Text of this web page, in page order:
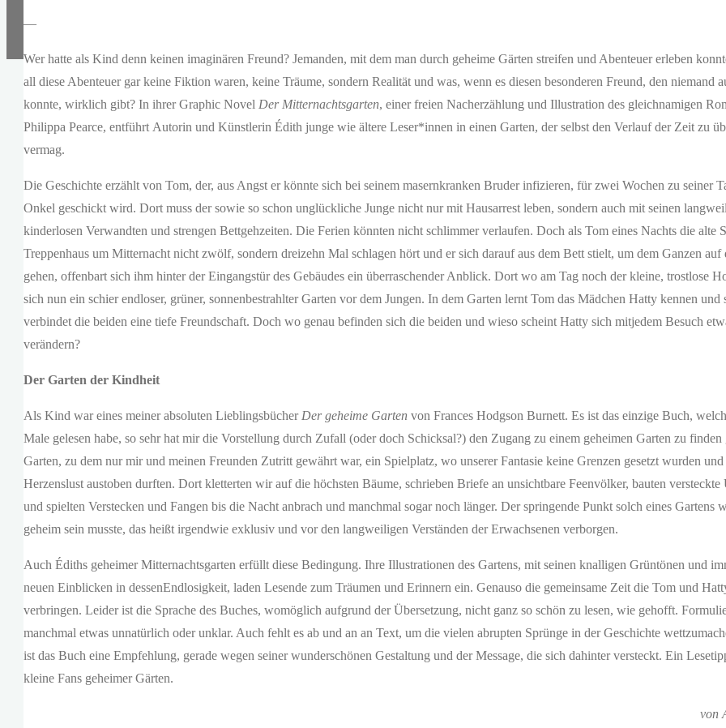
—
Wer hatte als Kind denn keinen imaginären Freund? Jemanden, mit dem man durch geheime Gärten streifen und Abenteuer erleben
all diese Abenteuer gar keine Fiktion waren, keine Träume, sondern Realität und was, wenn es diesen besonderen Freund, den niemand
konnte, wirklich gibt? In ihrer Graphic Novel Der Mitternachtsgarten, einer freien Nacherzählung und Illustration des gleichnamigen
Philippa Pearce, entführt Autorin und Künstlerin Édith junge wie ältere Leser*innen in einen Garten, der selbst den Verlauf der Zeit zu
vermag.
Die Geschichte erzählt von Tom, der, aus Angst er könnte sich bei seinem masernkranken Bruder infizieren, für zwei Wochen zu seiner
Onkel geschickt wird. Dort muss der sowie so schon unglückliche Junge nicht nur mit Hausarrest leben, sondern auch mit seinen
kinderlosen Verwandten und strengen Bettgehzeiten. Die Ferien könnten nicht schlimmer verlaufen. Doch als Tom eines Nachts die alte
Treppenhaus um Mitternacht nicht zwölf, sondern dreizehn Mal schlagen hört und er sich darauf aus dem Bett stielt, um dem Ganzen auf
gehen, offenbart sich ihm hinter der Eingangstür des Gebäudes ein überraschender Anblick. Dort wo am Tag noch der kleine, trostlose
sich nun ein schier endloser, grüner, sonnenbestrahlter Garten vor dem Jungen. In dem Garten lernt Tom das Mädchen Hatty kennen und
verbindet die beiden eine tiefe Freundschaft. Doch wo genau befinden sich die beiden und wieso scheint Hatty sich mitjedem Besuch
verändern?
Der Garten der Kindheit
Als Kind war eines meiner absoluten Lieblingsbücher Der geheime Garten von Frances Hodgson Burnett. Es ist das einzige Buch,
Male gelesen habe, so sehr hat mir die Vorstellung durch Zufall (oder doch Schicksal?) den Zugang zu einem geheimen Garten zu
Garten, zu dem nur mir und meinen Freunden Zutritt gewährt war, ein Spielplatz, wo unserer Fantasie keine Grenzen gesetzt wurden
Herzenslust austoben durften. Dort kletterten wir auf die höchsten Bäume, schrieben Briefe an unsichtbare Feenvölker, bauten versteckte
und spielten Verstecken und Fangen bis die Nacht anbrach und manchmal sogar noch länger. Der springende Punkt solch eines Gartens
geheim sein musste, das heißt irgendwie exklusiv und vor den langweiligen Verständen der Erwachsenen verborgen.
Auch Édiths geheimer Mitternachtsgarten erfüllt diese Bedingung. Ihre Illustrationen des Gartens, mit seinen knalligen Grüntönen und
neuen Einblicken in dessenEndlosigkeit, laden Lesende zum Träumen und Erinnern ein. Genauso die gemeinsame Zeit die Tom und
verbringen. Leider ist die Sprache des Buches, womöglich aufgrund der Übersetzung, nicht ganz so schön zu lesen, wie gehofft.
manchmal etwas unnatürlich oder unklar. Auch fehlt es ab und an an Text, um die vielen abrupten Sprünge in der Geschichte
ist das Buch eine Empfehlung, gerade wegen seiner wunderschönen Gestaltung und der Message, die sich dahinter versteckt. Ein
kleine Fans geheimer Gärten.
von